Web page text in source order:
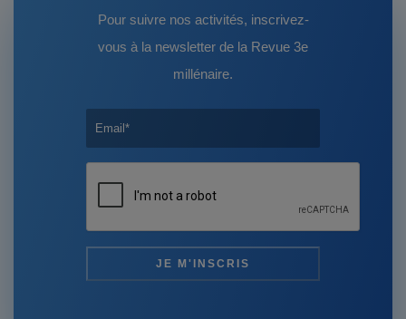
Pour suivre nos activités, inscrivez-
vous à la newsletter de la Revue 3e
millénaire.